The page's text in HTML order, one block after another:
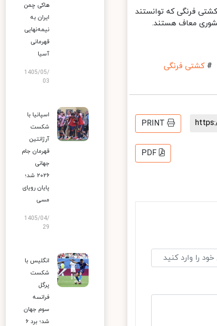
فرنگی که توانستند
معاف هستند.
کشتی فرنگی
PRINT
PDF
هاکی چمن
ایران به
نیمه‌نهایی
قهرمانی
آسیا
1405/05/
03
اسپانیا با
شکست
آرژانتین
قهرمان جام
جهانی
۲۰۲۶ شد؛
پایان رویای
مسی
1405/04/
29
انگلیس با
شکست
پرگل
فرانسه
سوم جهان
شد؛ برد ۶